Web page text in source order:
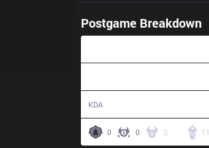
Postgame Breakdown
KDA
0 0 2 11